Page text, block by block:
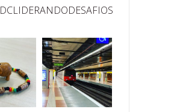
DCLIDERANDODESAFIOS